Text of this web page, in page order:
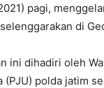
pagi,
di
ini dihadiri oleh
(PJU) polda jatim